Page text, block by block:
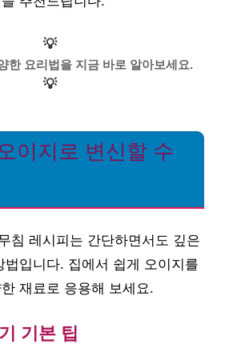
💡
한 요리법을 지금 바로 알아보세요.
💡
이지로 변신할 수
침 레시피는 간단하면서도 깊은
법입니다. 집에서 쉽게 오이지를
재료로 응용해 보세요.
기본 팁